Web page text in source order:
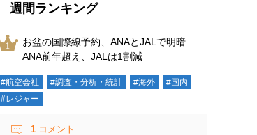
週間ランキング
お盆の国際線予約、ANAとJALで明暗
ANA前年超え、JALは1割減
#航空会社 #調査・分析・統計 #海外
#国内
#レジャー
1 コメント